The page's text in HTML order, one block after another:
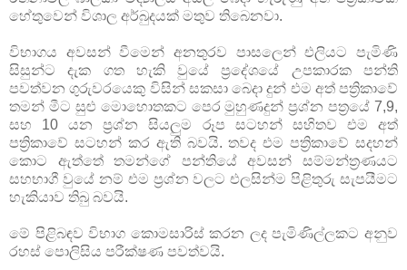
හේතුවෙන් විශාල අර්බුදයක් මතුව තිබෙනවා.
විභාගය අවසන් වීමෙන් අනතුරව පාසලෙන් එලියට පැමිණි
සිසුන්ට දැක ගත හැකි වුයේ ප්‍රදේශයේ උපකාරක පන්ති
පවත්වන ගුරුවරයෙකු විසින් සකසා බෙදා දුන් එම අත් පත්‍රිකාවේ
තමන් මීට සුළු මොහොතකට පෙර මුහුණදුන් ප්‍රශ්න පත්‍රයේ 7,9,
සහ 10 යන ප්‍රශ්න සියලුම රූප සටහන් සහිතව එම අත්
පත්‍රිකාවේ සටහන් කර ඇති බවයි. තවද එම පත්‍රිකාවේ සදහන්
කොට ඇත්තේ තමන්ගේ පන්තියේ අවසන් සම්මන්ත්‍රණයට
සහභාගී වුයේ නම් එම ප්‍රශ්න වලට එලසින්ම පිළිතුරු සැපයීමට
හැකියාව තිබු බවයි.
මේ පිළිබඳව විභාග කොමසාරිස් කරන ලද පැමිණිල්ලකට අනුව
රහස් පොලිසිය පරීක්ෂණ පවත්වයි.